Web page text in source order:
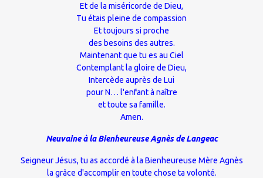
Et de la miséricorde de Dieu,
Tu étais pleine de compassion
Et toujours si proche
des besoins des autres.
Maintenant que tu es au Ciel
Contemplant la gloire de Dieu,
Intercède auprès de Lui
pour N… l'enfant à naître
et toute sa famille.
Amen.
Neuvaine à la Bienheureuse Agnès de Langeac
Seigneur Jésus, tu as accordé à la Bienheureuse Mère Agnès
la grâce d'accomplir en toute chose ta volonté.